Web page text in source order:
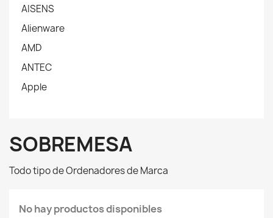
AISENS
Alienware
AMD
ANTEC
Apple
SOBREMESA
Todo tipo de Ordenadores de Marca
No hay productos disponibles